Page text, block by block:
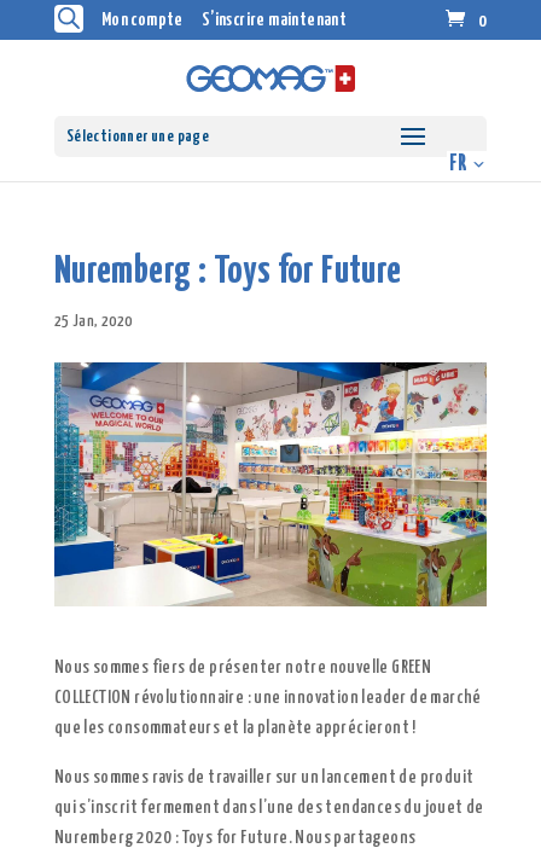
Mon compte S’inscrire maintenant 0
Sélectionner une page
Nuremberg : Toys for Future
25 Jan, 2020
Nous sommes fiers de présenter notre nouvelle GREEN
COLLECTION révolutionnaire : une innovation leader de marché
que les consommateurs et la planète apprécieront !
Nous sommes ravis de travailler sur un lancement de produit
qui s’inscrit fermement dans l’une des tendances du jouet de
Nuremberg 2020 : Toys for Future. Nous partageons